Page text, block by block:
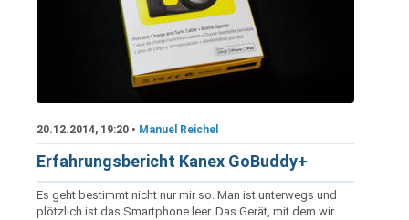
20.12.2014, 19:20 • Manuel Reichel
Erfahrungsbericht Kanex GoBuddy+
Es geht bestimmt nicht nur mir so. Man ist unterwegs und
plötzlich ist das Smartphone leer. Das Gerät, mit dem wir